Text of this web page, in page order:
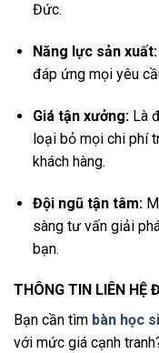
Đức.
Năng lực sản xuất:
đáp ứng mọi yêu
Giá tận xưởng:Là
loại bỏ mọi chi phí
khách hàng.
Đội ngũ tận tâm:
sàng tư vấn giải
bạn.
THÔNG TIN LIÊN HỆ
Bạn cần tìm bàn học
với mức giá cạnh